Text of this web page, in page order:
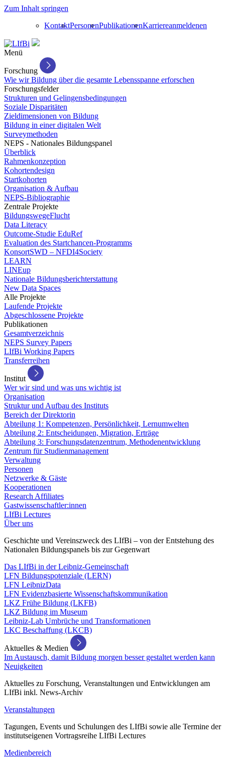
Zum Inhalt springen
KontaktPersonenPublikationenKarriereanmeldenen
Menü
Forschung
Wie wir Bildung über die gesamte Lebensspanne erforschen
Forschungsfelder
Strukturen und Gelingensbedingungen
Soziale Disparitäten
Zieldimensionen von Bildung
Bildung in einer digitalen Welt
Surveymethoden
NEPS - Nationales Bildungspanel
Überblick
Rahmenkonzeption
Kohortendesign
Startkohorten
Organisation & Aufbau
NEPS-Bibliographie
Zentrale Projekte
BildungswegeFlucht
Data Literacy
Outcome-Studie EduRef
Evaluation des Startchancen-Programms
KonsortSWD – NFDI4Society
LEARN
LINEup
Nationale Bildungsberichterstattung
New Data Spaces
Alle Projekte
Laufende Projekte
Abgeschlossene Projekte
Publikationen
Gesamtverzeichnis
NEPS Survey Papers
LIfBi Working Papers
Transferreihen
Institut
Wer wir sind und was uns wichtig ist
Organisation
Struktur und Aufbau des Instituts
Bereich der Direktorin
Abteilung 1: Kompetenzen, Persönlichkeit, Lernumwelten
Abteilung 2: Entscheidungen, Migration, Erträge
Abteilung 3: Forschungsdatenzentrum, Methodenentwicklung
Zentrum für Studienmanagement
Verwaltung
Personen
Netzwerke & Gäste
Kooperationen
Research Affiliates
Gastwissenschaftler:innen
LIfBi Lectures
Über uns
Geschichte und Vereinszweck des LIfBi – von der Entstehung des
Nationalen Bildungspanels bis zur Gegenwart
Das LIfBi in der Leibniz-Gemeinschaft
LFN Bildungspotenziale (LERN)
LFN LeibnizData
LFN Evidenzbasierte Wissenschaftskommunikation
LKZ Frühe Bildung (LKFB)
LKZ Bildung im Museum
Leibniz-Lab Umbrüche und Transformationen
LKC Beschaffung (LKCB)
Aktuelles & Medien
Im Austausch, damit Bildung morgen besser gestaltet werden kann
Neuigkeiten
Aktuelles zu Forschung, Veranstaltungen und Entwicklungen am
LIfBi inkl. News-Archiv
Veranstaltungen
Tagungen, Events und Schulungen des LIfBi sowie alle Termine der
institutseigenen Vortragsreihe LIfBi Lectures
Medienbereich